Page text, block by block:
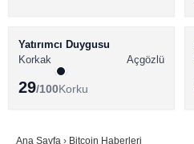
BİTCOİN HABERLERİ
ALTCOİN HABERLERİ
SÖZLÜK
Yatırımcı Duygusu
Korkak
Açgözlü
29/100Korku
Ana Sayfa › Bitcoin Haberleri